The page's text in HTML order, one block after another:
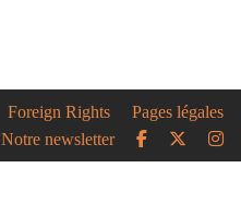
Foreign Rights
Pages légales
Notre newsletter